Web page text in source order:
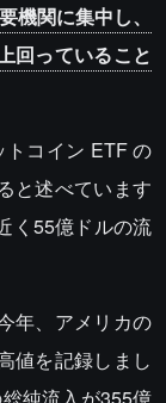
機関に集中し、
回っていること
トコイン ETF の
と述べています
く55億ドルの流
年、アメリカの
値を記録しまし
純流入が355億